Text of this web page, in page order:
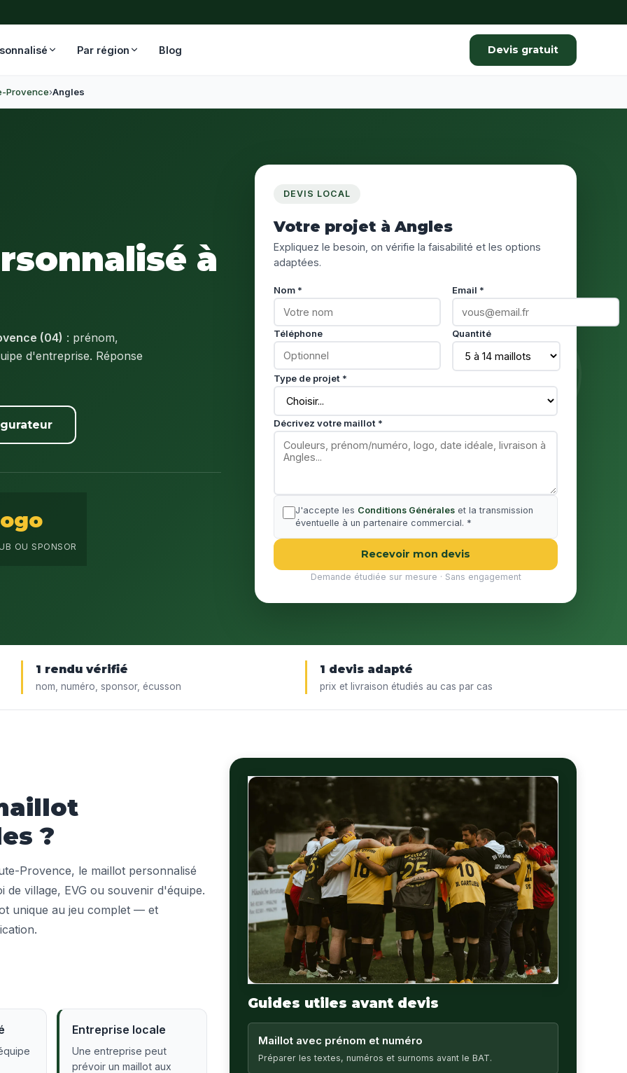
Par région Blog Devis gratuit
Provence›Angles
à
(04) : prénom,
d'entreprise. Réponse
OU SPONSOR
DEVIS LOCAL
Votre projet à Angles
Expliquez le besoin, on vérifie la faisabilité et les options
adaptées.
Nom * Email *
Téléphone Quantité
Type de projet *
Décrivez votre maillot *
J'accepte les Conditions Générales et la transmission
éventuelle à un partenaire commercial. *
Recevoir mon devis
Demande étudiée sur mesure · Sans engagement
1 rendu vérifié
nom, numéro, sponsor, écusson
1 devis adapté
prix et livraison étudiés au cas par cas
?
Provence, le maillot personnalisé
village, EVG ou souvenir d'équipe.
unique au jeu complet — et
Entreprise locale
Une entreprise peut
prévoir un maillot aux
Guides utiles avant devis
Maillot avec prénom et numéro
Préparer les textes, numéros et surnoms avant le BAT.